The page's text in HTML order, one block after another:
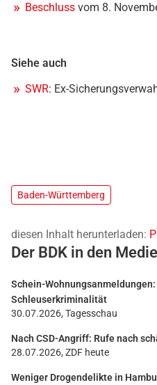
Beschluss vom 8.
Siehe auch
SWR: Ex-
Baden-Württemberg
diesen Inhalt herunterladen:
Der BDK in den
Schein-
Schleuserkriminalität
30.07.2026, Tagesschau
Nach CSD-Angriff: Rufe nach
28.07.2026, ZDF heute
Weniger Drogendelikte in